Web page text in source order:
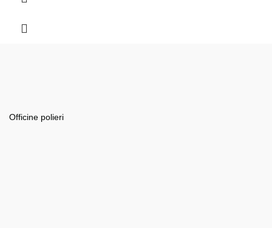
Officine polieri